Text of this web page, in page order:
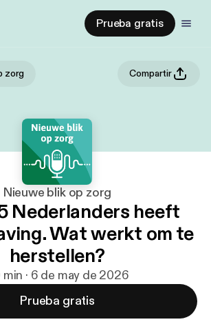
Prueba gratis
zorg Compartir
Nieuwe blik op zorg
Nederlanders heeft
Wat werkt om te
herstellen?
· 6 de may de 2026
Prueba gratis